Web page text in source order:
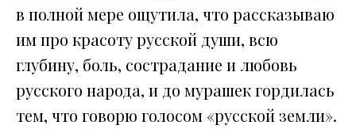
в полной мере ощутила, что рассказываю
им про красоту русской души, всю
глубину, боль, сострадание и любовь
русского народа, и до мурашек гордилась
тем, что говорю голосом «русской земли».